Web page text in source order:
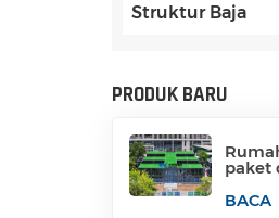
Struktur Baja
PRODUK BARU
paket
lantai
BACA